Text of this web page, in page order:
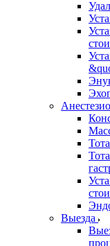
Выезда